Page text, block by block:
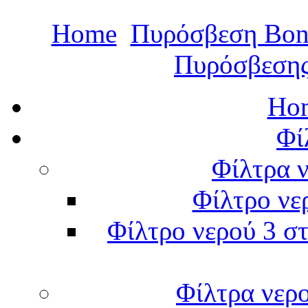
Home Πυρόσβεση
Φίλτρα
Φίλτρο
Φίλτρο νερού 3
Φίλτρα